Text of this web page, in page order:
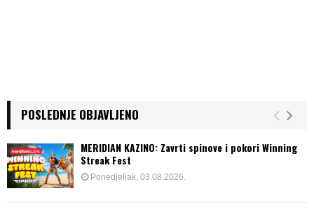
POSLEDNJE OBJAVLJENO
MERIDIAN KAZINO: Zavrti spinove i pokori Winning
Streak Fest
Ponedjeljak, 03.08.2026.